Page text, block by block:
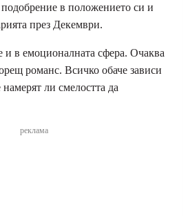
подобрение в положението си и
през Декември.
и в емоционалната сфера. Очаква
романс. Всичко обаче зависи
ли смелостта да
реклама